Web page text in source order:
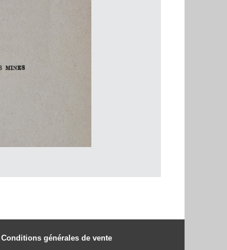
Conditions générales de vente